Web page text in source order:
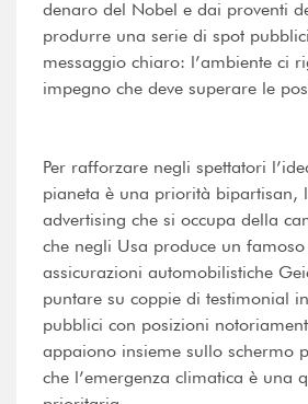
denaro del Nobel e dai proventi
produrre una serie di spot
messaggio chiaro: l’ambiente ci
impegno che deve superare le
Per rafforzare negli spettatori
pianeta è una priorità bipartisan,
advertising che si occupa della
che negli Usa produce un
assicurazioni automobilistiche
puntare su coppie di testimonial
pubblici con posizioni
appaiono insieme sullo schermo
che l’emergenza climatica è una